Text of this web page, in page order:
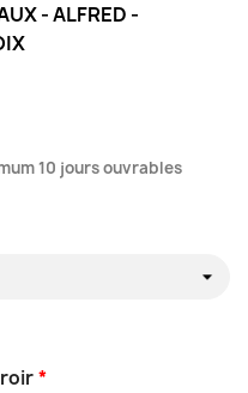
- ALFRED -
10 jours ouvrables
*